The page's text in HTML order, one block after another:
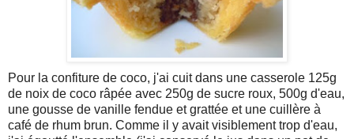
Pour la confiture de coco, j'ai cuit dans une casserole 125g
de noix de coco râpée avec 250g de sucre roux, 500g d'eau,
une gousse de vanille fendue et grattée et une cuillère à
café de rhum brun. Comme il y avait visiblement trop d'eau,